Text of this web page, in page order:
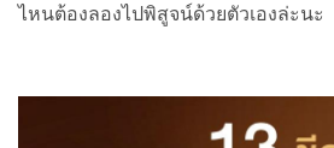
ไหนต้องลองไปพิสูจน์ด้วยตัวเองล่ะนะ